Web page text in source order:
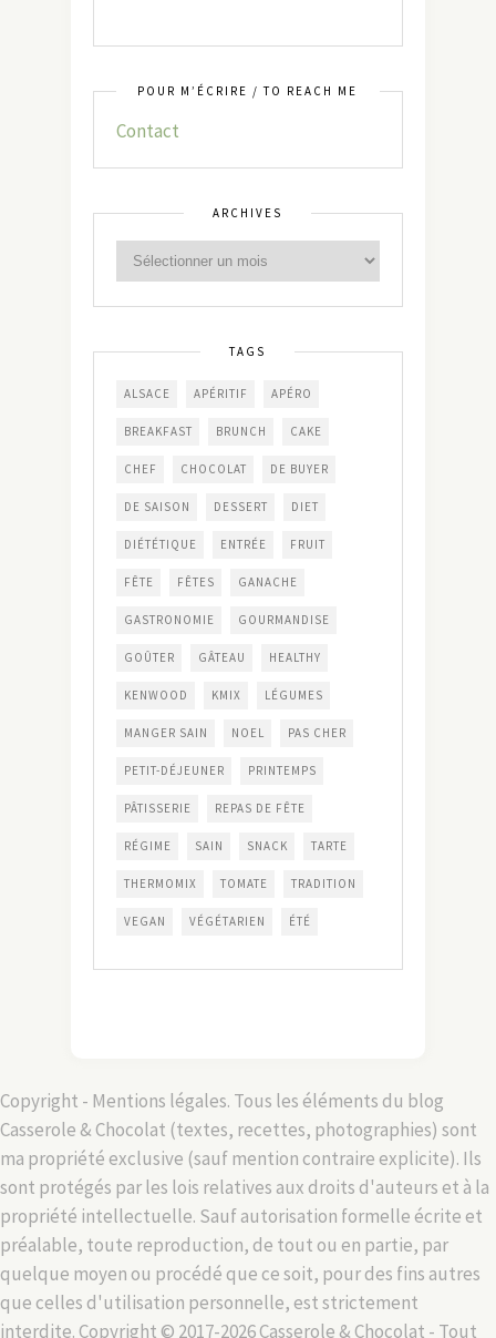
POUR M’ÉCRIRE / TO REACH ME
Contact
ARCHIVES
TAGS
ALSACE APÉRITIF APÉRO
BREAKFAST BRUNCH CAKE
CHEF CHOCOLAT DE BUYER
DE SAISON DESSERT DIET
DIÉTÉTIQUE ENTRÉE FRUIT
FÊTE FÊTES GANACHE
GASTRONOMIE GOURMANDISE
GOÛTER GÂTEAU HEALTHY
KENWOOD KMIX LÉGUMES
MANGER SAIN NOEL PAS CHER
PETIT-DÉJEUNER PRINTEMPS
PÂTISSERIE REPAS DE FÊTE
RÉGIME SAIN SNACK TARTE
THERMOMIX TOMATE TRADITION
VEGAN VÉGÉTARIEN ÉTÉ
Copyright - Mentions légales. Tous les éléments du blog
Casserole & Chocolat (textes, recettes, photographies) sont
ma propriété exclusive (sauf mention contraire explicite). Ils
sont protégés par les lois relatives aux droits d'auteurs et à la
propriété intellectuelle. Sauf autorisation formelle écrite et
préalable, toute reproduction, de tout ou en partie, par
quelque moyen ou procédé que ce soit, pour des fins autres
que celles d'utilisation personnelle, est strictement
interdite. Copyright © 2017-2026 Casserole & Chocolat - Tout